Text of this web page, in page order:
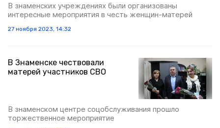
В знаменских учреждениях были организованы
интересные мероприятия в честь женщин-матерей
27 ноября 2023, 14:32
В Знаменске чествовали
матерей участников СВО
В знаменском центре соцобслуживания прошло
торжественное мероприятие